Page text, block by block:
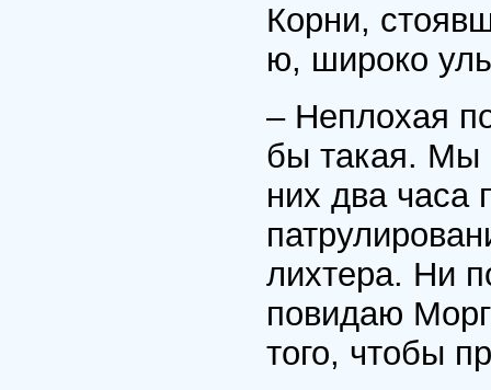
Корни,
ю, широко
– Неплохая
бы такая. Мы
них два часа
лихтера. Ни
повидаю
того, чтобы